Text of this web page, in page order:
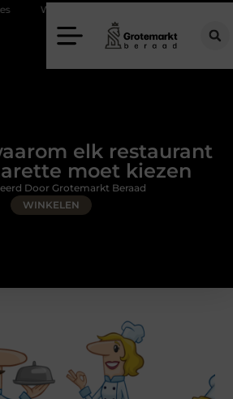
voor een rijschool in Utrecht?
elk restaurant
moet kiezen
WINKELEN
Door Grotemarkt Beraad